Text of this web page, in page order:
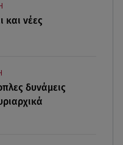
ενέργεια
με τους
και νέες
δυνάμεις